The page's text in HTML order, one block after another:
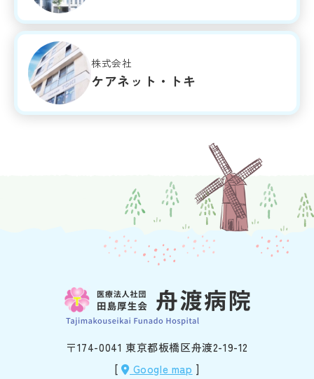
株式会社
ケアネット・トキ
〒174-0041 東京都板橋区舟渡2-19-12
[
Google map ]